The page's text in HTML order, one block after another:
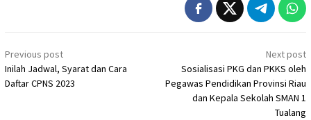
Post
navigation
Previous post
Inilah Jadwal, Syarat dan Cara
Daftar CPNS 2023
Next post
Sosialisasi PKG dan PKKS oleh
Pegawas Pendidikan Provinsi Riau
dan Kepala Sekolah SMAN 1
Tualang